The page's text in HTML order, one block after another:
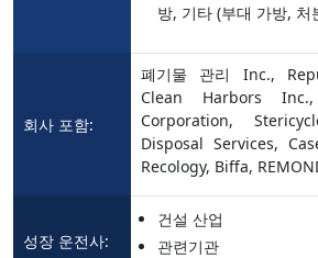
방, 기타 (부대 가방, 처
회사 포함:
폐기물 관리 Inc.,
Clean Harbors
Corporation,
Disposal Services,
Recology, Biffa,
성장 운전사:
건설 산업
관련기관